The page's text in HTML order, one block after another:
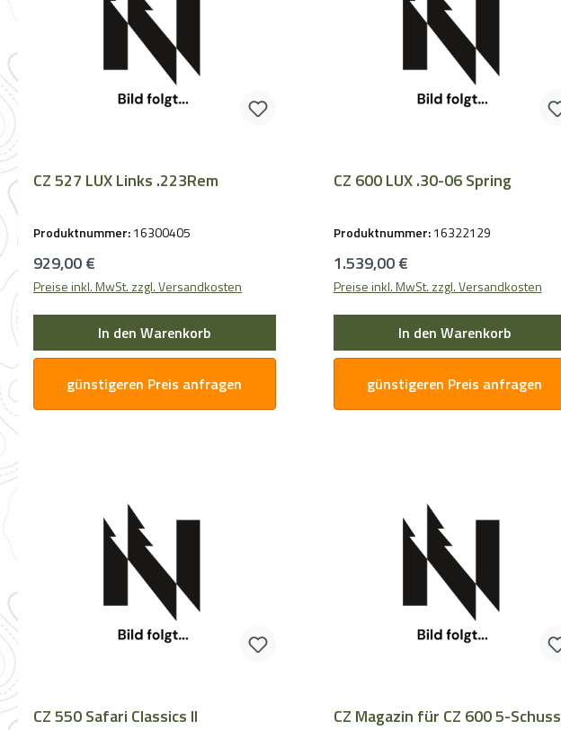
CZ 527 LUX Links .223Rem
Produktnummer:16300405
Regulärer Preis:
929,00 €
Preise inkl. MwSt. zzgl. Versandkosten
In den Warenkorb
günstigeren Preis anfragen
CZ 600 LUX .30-06 Spring
Produktnummer:16322129
Regulärer Preis:
1.539,00 €
Preise inkl. MwSt. zzgl. Versandkosten
In den Warenkorb
günstigeren Preis anfragen
CZ 550 Safari Classics II CZ Magazin für CZ 600 5-Schuss